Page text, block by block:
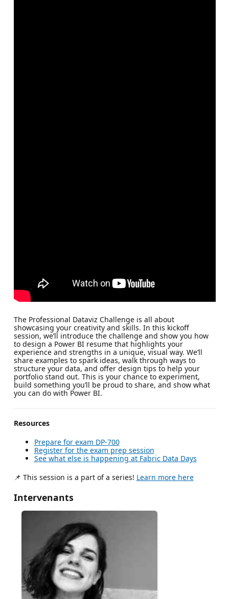
The Professional Dataviz Challenge is all about
showcasing your creativity and skills. In this kickoff
session, we’ll introduce the challenge and show you how
to design a Power BI resume that highlights your
experience and strengths in a unique, visual way. We’ll
share examples to spark ideas, walk through ways to
structure your data, and offer design tips to help your
portfolio stand out. This is your chance to experiment,
build something you’ll be proud to share, and show what
you can do with Power BI.
Resources
Prepare for exam DP-700
Register for the exam prep session
See what else is happening at Fabric Data Days
📌 This session is a part of a series! Learn more here
Intervenants